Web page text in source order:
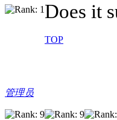
Does it
TOP
管理员